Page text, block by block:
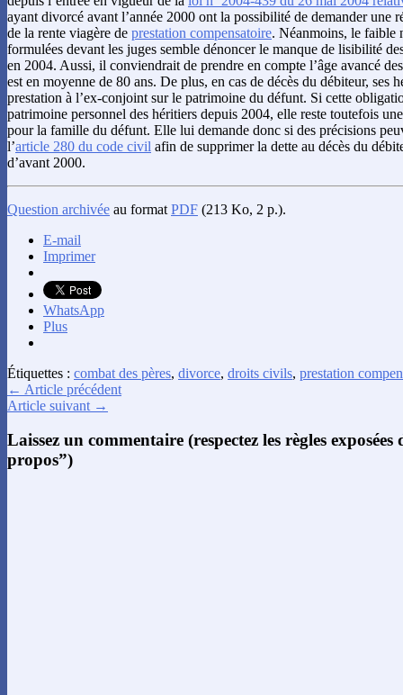
ayant divorcé avant l’année 2000 ont la possibilité de demander une
de la rente viagère de prestation compensatoire. Néanmoins, le faible
formulées devant les juges semble dénoncer le manque de lisibilité
en 2004. Aussi, il conviendrait de prendre en compte l’âge avancé
est en moyenne de 80 ans. De plus, en cas de décès du débiteur, ses
prestation à l’ex-conjoint sur le patrimoine du défunt. Si cette
patrimoine personnel des héritiers depuis 2004, elle reste toutefois
pour la famille du défunt. Elle lui demande donc si des précisions
l’article 280 du code civil afin de supprimer la dette au décès du
d’avant 2000.
Question archivée au format PDF (213 Ko, 2 p.).
E-mail
Imprimer
WhatsApp
Plus
Étiquettes : combat des pères, divorce, droits civils, prestation
← Article précédent
Article suivant →
Laissez un commentaire (respectez les règles
propos”)